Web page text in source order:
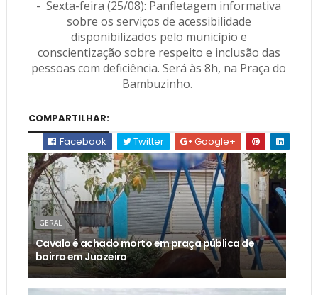
- Sexta-feira (25/08): Panfletagem informativa
sobre os serviços de acessibilidade
disponibilizados pelo município e
conscientização sobre respeito e inclusão das
pessoas com deficiência. Será às 8h, na Praça do
Bambuzinho.
COMPARTILHAR:
Facebook
Twitter Google+
GERAL
Cavalo é achado morto em praça pública de
bairro em Juazeiro